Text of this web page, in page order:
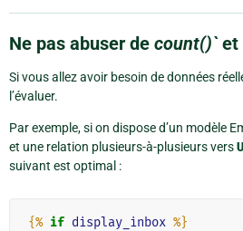
Ne pas abuser de count()` et
Si vous allez avoir besoin de données
l’évaluer.
Par exemple, si on dispose d’un modèle
et une relation plusieurs-à-plusieurs vers
suivant est optimal :
{% if display_inbox %}